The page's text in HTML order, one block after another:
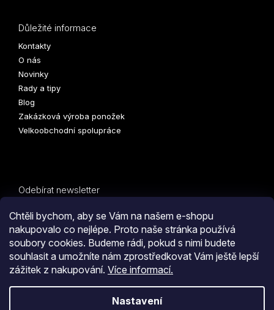
Chtěli bychom, aby se Vám na našem e-shopu
nakupovalo co nejlépe. Proto naše stránka používá
soubory cookies. Budeme rádi, pokud s nimi budete
souhlasit a umožníte nám zprostředkovat Vám ještě lepší
zážitek z nakupování. Více informací.
Nastavení
Důležité informace
Kontakty
O nás
Novinky
Rady a tipy
Blog
Zakázková výroba ponožek
Velkoobchodní spolupráce
Odebírat newsletter
Vložte svůj e-mail a my vám budeme zasílat informace o
nových produktech na našem e-shopu.
E-mail
obchodními podmínkamii s podmínkami
PŘIHLÁSIT
Vytvořil Shoptet